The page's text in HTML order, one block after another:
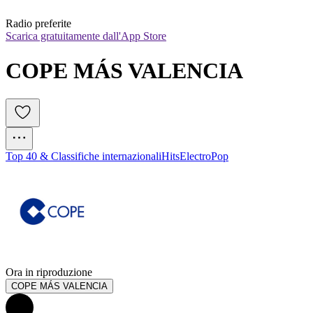
Radio preferite
Scarica gratuitamente dall'App Store
COPE MÁS VALENCIA
Top 40 & Classifiche internazionaliHitsElectroPop
Ora in riproduzione
COPE MÁS VALENCIA